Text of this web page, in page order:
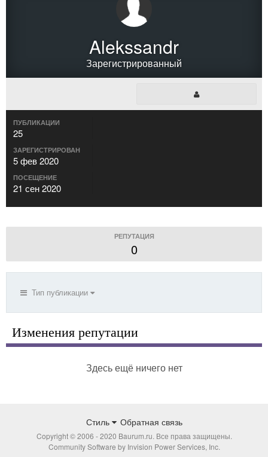
Alekssandr
Зарегистрированный
ПУБЛИКАЦИИ
25
ЗАРЕГИСТРИРОВАН
5 фев 2020
ПОСЕЩЕНИЕ
21 сен 2020
РЕПУТАЦИЯ
0
Тип публикации
Изменения репутации
Здесь ещё ничего нет
Стиль Обратная связь
Copyright © 2006 - 2020 Baurum.ru. Все права защищены.
Community Software by Invision Power Services, Inc.